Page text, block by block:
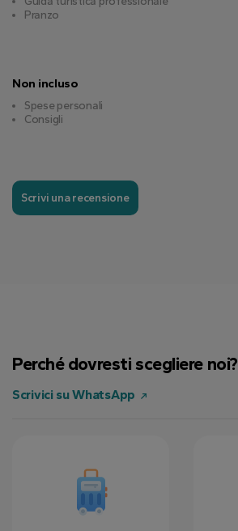
Pranzo
Non incluso
Spese personali
Consigli
Scrivi una recensione
Perché dovresti scegliere noi?
Scrivici su WhatsApp